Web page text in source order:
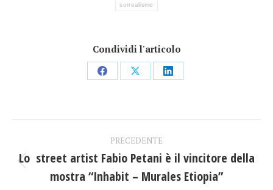
surrealismo
Condividi l'articolo
CondividiCondividiCondividi
tra
PRECEDENTE
Post
precedente:
Lo street artist Fabio Petani è il vincitore della
mostra “Inhabit – Murales Etiopia”